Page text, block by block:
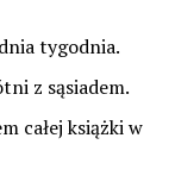
tygodnia.
z sąsiadem.
całej książki w